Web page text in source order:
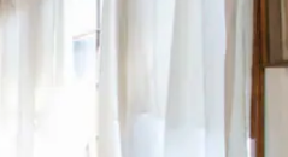
bas, ou en appuyant dessus et en